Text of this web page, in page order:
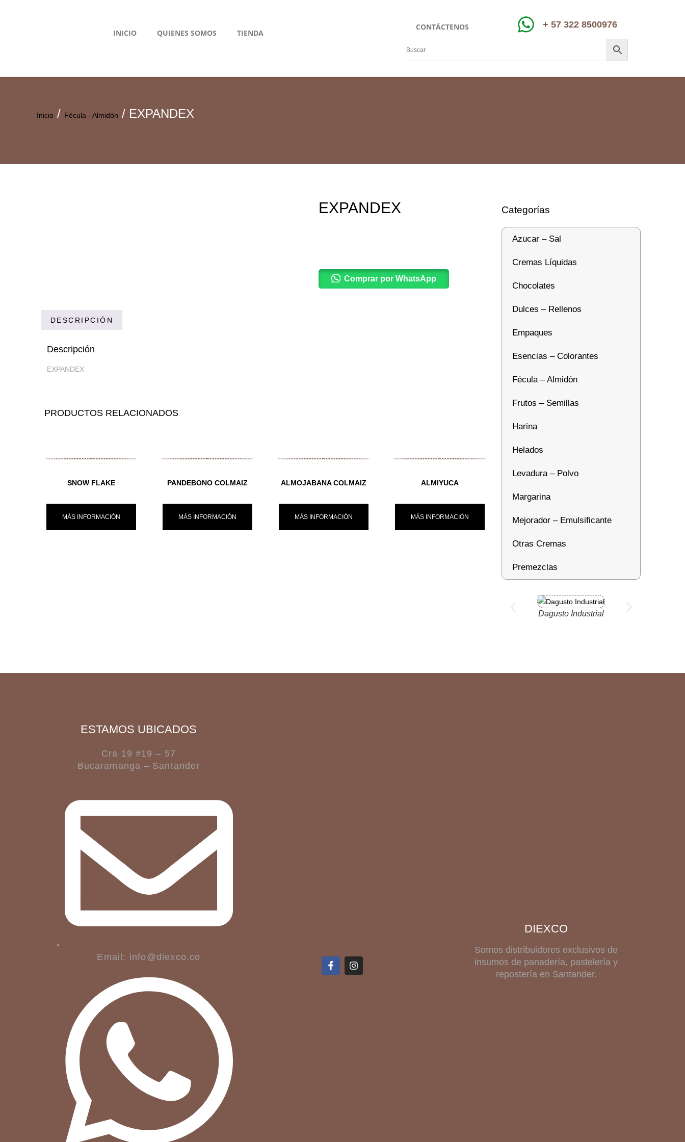
INICIO QUIENES SOMOS TIENDA
CONTÁCTENOS + 57 322 8500976
Inicio / Fécula - Almidón / EXPANDEX
EXPANDEX
Comprar por WhatsApp
DESCRIPCIÓN
Descripción
EXPANDEX
PRODUCTOS RELACIONADOS
SNOW FLAKE
MÁS INFORMACIÓN
PANDEBONO COLMAIZ
MÁS INFORMACIÓN
ALMOJABANA COLMAIZ
MÁS INFORMACIÓN
ALMIYUCA
MÁS INFORMACIÓN
Categorías
Azucar – Sal
Cremas Líquidas
Chocolates
Dulces – Rellenos
Empaques
Esencias – Colorantes
Fécula – Almidón
Frutos – Semillas
Harina
Helados
Levadura – Polvo
Margarina
Mejorador – Emulsificante
Otras Cremas
Premezclas
Dagusto Industrial
ESTAMOS UBICADOS
Cra 19 #19 – 57
Bucaramanga – Santander
Email: info@diexco.co
DIEXCO
Somos distribuidores exclusivos de
insumos de panadería, pastelería y
repostería en Santander.